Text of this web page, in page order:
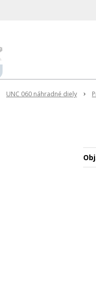
UNC 060 náhradné diely